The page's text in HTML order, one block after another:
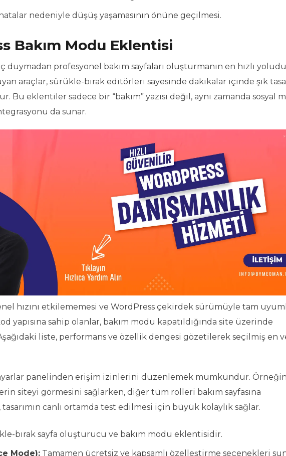
nedeniyle düşüş yaşamasının önüne geçilmesi.
Bakım Modu Eklentisi
profesyonel bakım sayfaları oluşturmanın en hızlı
araçlar, sürükle-bırak editörleri sayesinde dakikalar içinde şık
Bu eklentiler sadece bir “bakım” yazısı değil, aynı zamanda sosyal
da sunar.
hızını etkilememesi ve WordPress çekirdek sürümüyle tam
yapısına sahip olanlar, bakım modu kapatıldığında site üzerinde
liste, performans ve özellik dengesi gözetilerek seçilmiş en
panelinden erişim izinlerini düzenlemek mümkündür.
siteyi görmesini sağlarken, diğer tüm rolleri bakım sayfasına
canlı ortamda test edilmesi için büyük kolaylık sağlar.
bırak sayfa oluşturucu ve bakım modu eklentisidir.
Mode): Tamamen ücretsiz ve kapsamlı özelleştirme seçenekleri